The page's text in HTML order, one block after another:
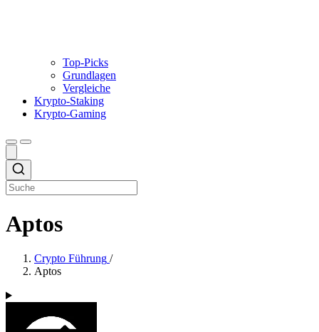
Top-Picks
Grundlagen
Vergleiche
Krypto-Staking
Krypto-Gaming
Aptos
Crypto Führung /
Aptos